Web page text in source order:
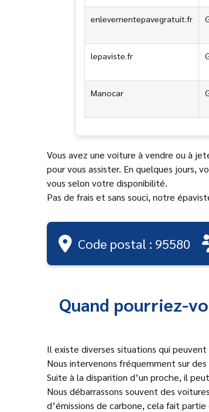
enlevementepavegratuit.fr
lepaviste.fr
Manocar
Vous avez une voiture à vendre ou à
pour vous assister. En quelques jours,
vous selon votre disponibilité.
Pas de frais et sans souci, notre
Code postal : 95580
Quand pourriez-
Il existe diverses situations qui
Nous intervenons fréquemment sur
Suite à la disparition d’un proche, il
Nous débarrassons souvent des
d’émissions de carbone, cela fait